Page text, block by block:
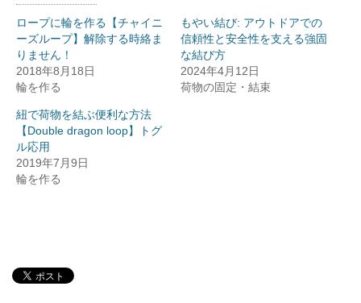
ロープに輪を作る【チャイニ
ーズループ】解除する時絡ま
りません！
2018年8月18日
輪を作る
もやい結び: アウトドアでの
信頼性と安全性を支える強固
な結び方
2024年4月12日
荷物の固定・結束
紐で荷物を結ぶ便利な方法
【Double dragon loop】トグ
ル応用
2019年7月9日
輪を作る